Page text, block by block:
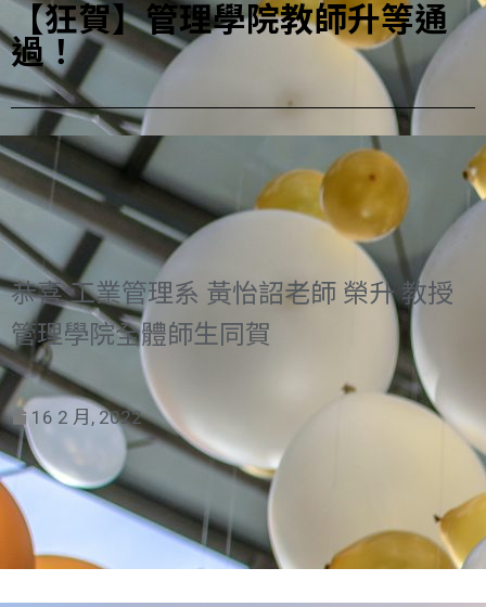
【狂賀】管理學院教師升等通
過！
恭喜 工業管理系 黃怡詔老師 榮升 教授
管理學院全體師生同賀
16 2 月, 2022